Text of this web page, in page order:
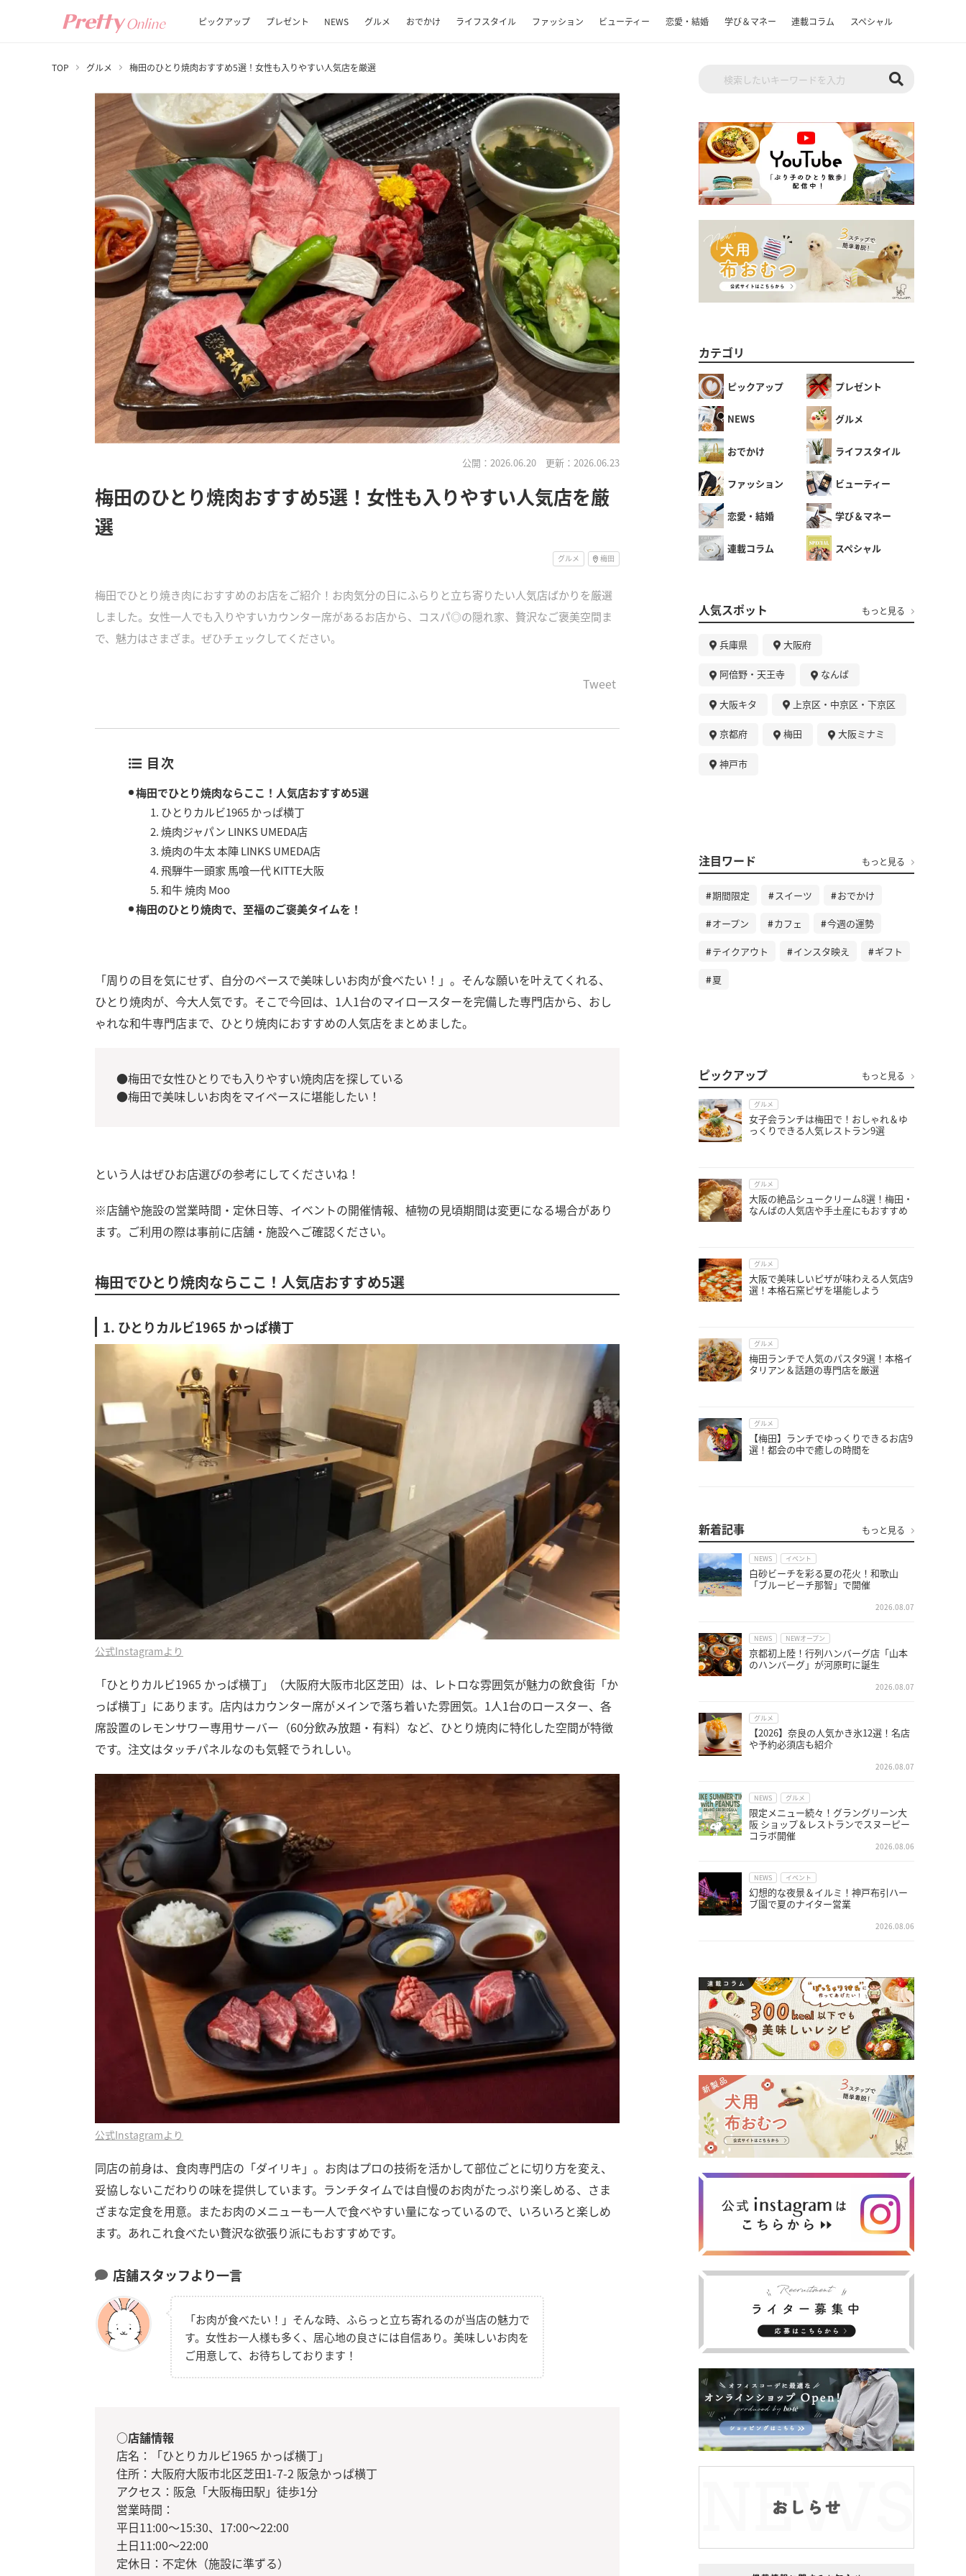
ピックアップ プレゼント NEWS グルメ おでかけ ライフスタイル ファッション ビューティー 恋愛・結婚 学び＆マネー 連載コラム スペシャル
TOP グルメ 梅田のひとり焼肉おすすめ5選！女性も入りやすい人気店を厳選
公開：2026.06.20 更新：2026.06.23
梅田のひとり焼肉おすすめ5選！女性も入りやすい人気店を厳
選
グルメ 梅田
梅田でひとり焼き肉におすすめのお店をご紹介！お肉気分の日にふらりと立ち寄りたい人気店ばかりを厳選
しました。女性一人でも入りやすいカウンター席があるお店から、コスパ◎の隠れ家、贅沢なご褒美空間ま
で、魅力はさまざま。ぜひチェックしてください。
Tweet
目次
梅田でひとり焼肉ならここ！人気店おすすめ5選
1. ひとりカルビ1965 かっぱ横丁
2. 焼肉ジャパン LINKS UMEDA店
3. 焼肉の牛太 本陣 LINKS UMEDA店
4. 飛騨牛一頭家 馬喰一代 KITTE大阪
5. 和牛 焼肉 Moo
梅田のひとり焼肉で、至福のご褒美タイムを！
「周りの目を気にせず、自分のペースで美味しいお肉が食べたい！」。そんな願いを叶えてくれる、
ひとり焼肉が、今大人気です。そこで今回は、1人1台のマイロースターを完備した専門店から、おし
ゃれな和牛専門店まで、ひとり焼肉におすすめの人気店をまとめました。
●梅田で女性ひとりでも入りやすい焼肉店を探している
●梅田で美味しいお肉をマイペースに堪能したい！
という人はぜひお店選びの参考にしてくださいね！
※店舗や施設の営業時間・定休日等、イベントの開催情報、植物の見頃期間は変更になる場合があり
ます。ご利用の際は事前に店舗・施設へご確認ください。
梅田でひとり焼肉ならここ！人気店おすすめ5選
1. ひとりカルビ1965 かっぱ横丁
公式Instagramより
「ひとりカルビ1965 かっぱ横丁」（大阪府大阪市北区芝田）は、レトロな雰囲気が魅力の飲食街「か
っぱ横丁」にあります。店内はカウンター席がメインで落ち着いた雰囲気。1人1台のロースター、各
席設置のレモンサワー専用サーバー（60分飲み放題・有料）など、ひとり焼肉に特化した空間が特徴
です。注文はタッチパネルなのも気軽でうれしい。
公式Instagramより
同店の前身は、食肉専門店の「ダイリキ」。お肉はプロの技術を活かして部位ごとに切り方を変え、
妥協しないこだわりの味を提供しています。ランチタイムでは自慢のお肉がたっぷり楽しめる、さま
ざまな定食を用意。またお肉のメニューも一人で食べやすい量になっているので、いろいろと楽しめ
ます。あれこれ食べたい贅沢な欲張り派にもおすすめです。
店舗スタッフより一言
「お肉が食べたい！」そんな時、ふらっと立ち寄れるのが当店の魅力で
す。女性お一人様も多く、居心地の良さには自信あり。美味しいお肉を
ご用意して、お待ちしております！
○店舗情報
店名：「ひとりカルビ1965 かっぱ横丁」
住所：大阪府大阪市北区芝田1-7-2 阪急かっぱ横丁
アクセス：阪急「大阪梅田駅」徒歩1分
営業時間：
平日11:00～15:30、17:00～22:00
土日11:00～22:00
定休日：不定休（施設に準ずる）
カテゴリ
ピックアップ プレゼント
NEWS グルメ
おでかけ ライフスタイル
ファッション ビューティー
恋愛・結婚 学び＆マネー
連載コラム スペシャル
人気スポット もっと見る
兵庫県 大阪府
阿倍野・天王寺 なんば
大阪キタ 上京区・中京区・下京区
京都府 梅田 大阪ミナミ
神戸市
注目ワード もっと見る
期間限定 スイーツ おでかけ
オープン カフェ 今週の運勢
テイクアウト インスタ映え ギフト
夏
ピックアップ もっと見る
グルメ
女子会ランチは梅田で！おしゃれ＆ゆ
っくりできる人気レストラン9選
グルメ
大阪の絶品シュークリーム8選！梅田・
なんばの人気店や手土産にもおすすめ
グルメ
大阪で美味しいピザが味わえる人気店9
選！本格石窯ピザを堪能しよう
グルメ
梅田ランチで人気のパスタ9選！本格イ
タリアン＆話題の専門店を厳選
グルメ
【梅田】ランチでゆっくりできるお店9
選！都会の中で癒しの時間を
新着記事 もっと見る
NEWS イベント
白砂ビーチを彩る夏の花火！和歌山
「ブルービーチ那智」で開催
2026.08.07
NEWS NEWオープン
京都初上陸！行列ハンバーグ店「山本
のハンバーグ」が河原町に誕生
2026.08.07
グルメ
【2026】奈良の人気かき氷12選！名店
や予約必須店も紹介
2026.08.07
NEWS グルメ
限定メニュー続々！グラングリーン大
阪 ショップ＆レストランでスヌーピー
コラボ開催
2026.08.06
NEWS イベント
幻想的な夜景＆イルミ！神戸布引ハー
ブ園で夏のナイター営業
2026.08.06